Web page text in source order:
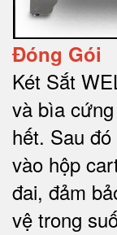
Đóng Gói
Két Sắt
và bìa
hết. Sau
vào hộp
đai, đảm
vệ trong